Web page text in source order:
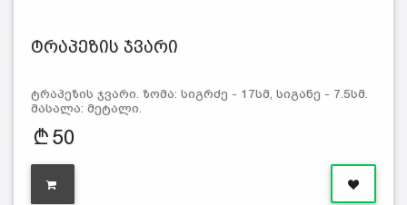
ტრაპეზის ჯვარი
ტრაპეზის ჯვარი. ზომა: სიგრძე - 17სმ, სიგანე - 7.5სმ.
მასალა: მეტალი.
50